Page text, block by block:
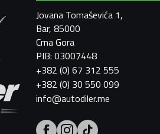
Jovana Tomaševića 1,
Bar, 85000
Crna Gora
PIB: 03007448
+382 (0) 67 312 555
+382 (0) 30 550 099
info@autodiler.me